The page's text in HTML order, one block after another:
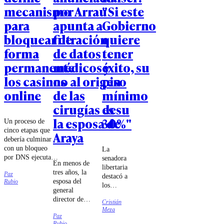
mecanismo
para
bloquear de
forma
permanente
los casinos
online
Un proceso de
cinco etapas que
debería culminar
con un bloqueo
por DNS ejecutado
por las compañías
de
telecomunicaciones
Paz
Rubio
por Arrau
apunta a
filtración
de datos
médicos y
no al origen
de las
cirugías de
la esposa de
Araya
En menos de
tres años, la
esposa del
general
director de
se sometió a
Paz
"Si este
Gobierno
quiere
tener
éxito, su
piso
mínimo
es su
30%"
La
senadora
libertaria
destacó a
los
Jorge
Quiroz e
Cristián
Meza